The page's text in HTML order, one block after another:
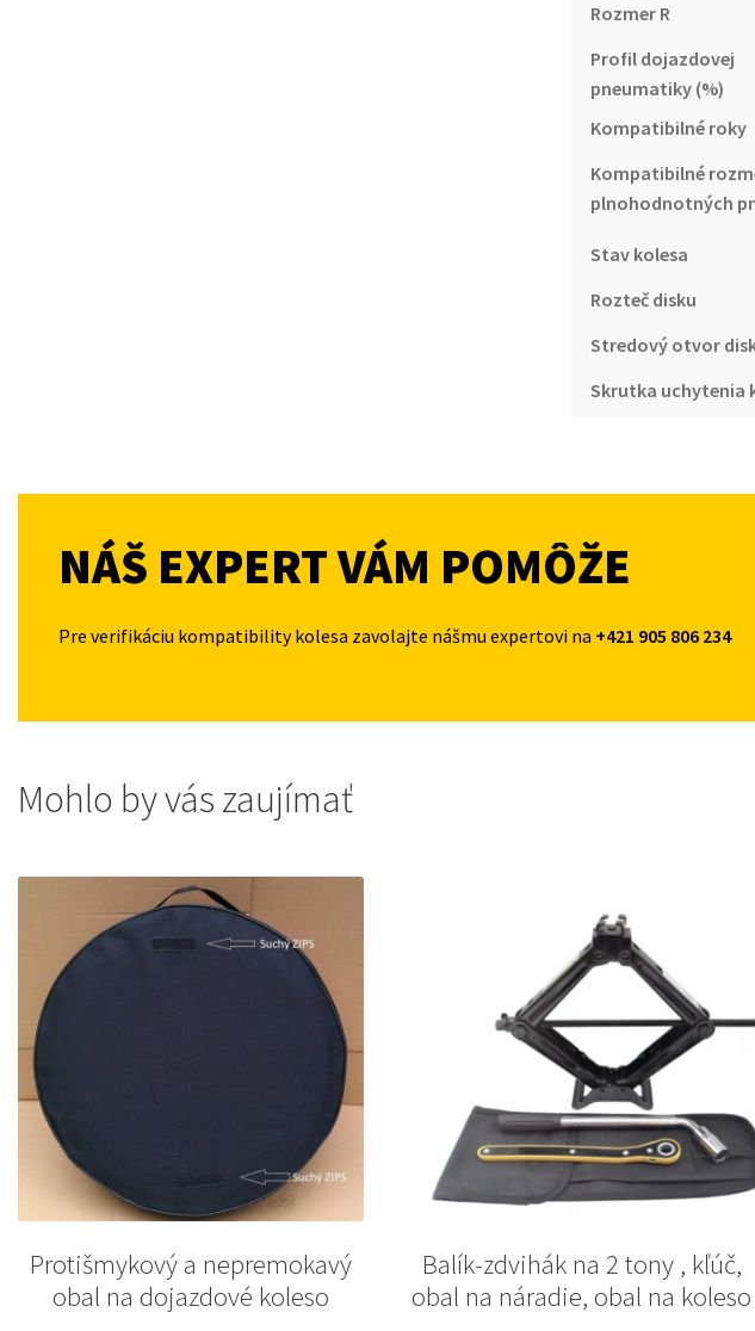
Rozmer R
Profil dojazdovej
pneumatiky (%)
Kompatibilné roky
Kompatibilné
plnohodnotných
Stav kolesa
Rozteč disku
Stredový otvor
Skrutka uchytenia
NÁŠ EXPERT VÁM POMÔŽE
Pre verifikáciu kompatibility kolesa zavolajte nášmu expertovi na +421 905 806 234
Mohlo by vás zaujímať
Protišmykový a nepremokavý
obal na dojazdové koleso
Balík-zdvihák na 2 tony , kľúč,
obal na náradie, obal na koleso